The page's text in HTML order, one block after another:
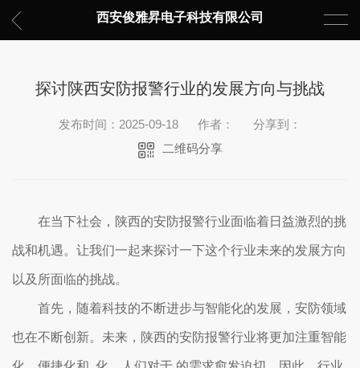
西安俊雅昇电子科技有限公司
探讨陕西安防报警行业的发展方向与挑战
发布时间：2025-09-18 作者：
分享到：
二维码分享
在当下社会，陕西的安防报警行业面临着日益激烈的挑
战和机遇。让我们一起来探讨一下这个行业未来的发展方向
以及所面临的挑战。
首先，随着科技的不断进步与智能化的发展，安防领域
也在不断创新。未来，陕西的安防报警行业将更加注重智能